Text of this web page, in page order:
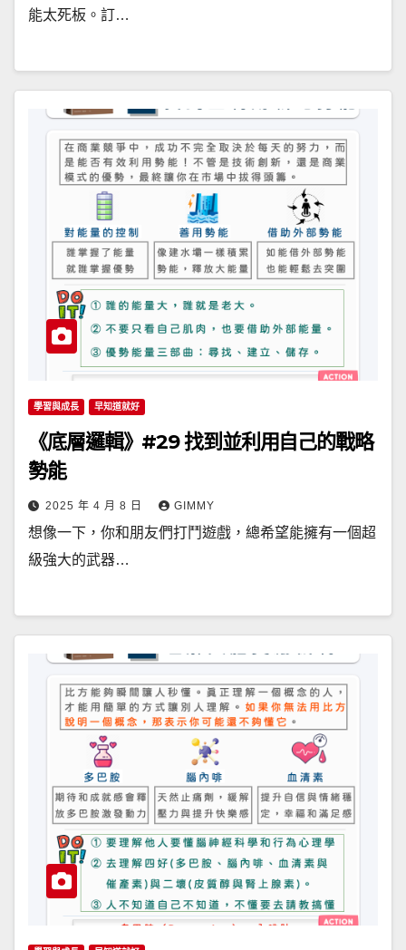
能太死板。訂…
學習與成長 早知道就好
《底層邏輯》#29 找到並利用自己的戰略
勢能
2025 年 4 月 8 日 GIMMY
想像一下，你和朋友們打鬥遊戲，總希望能擁有一個超
級強大的武器…